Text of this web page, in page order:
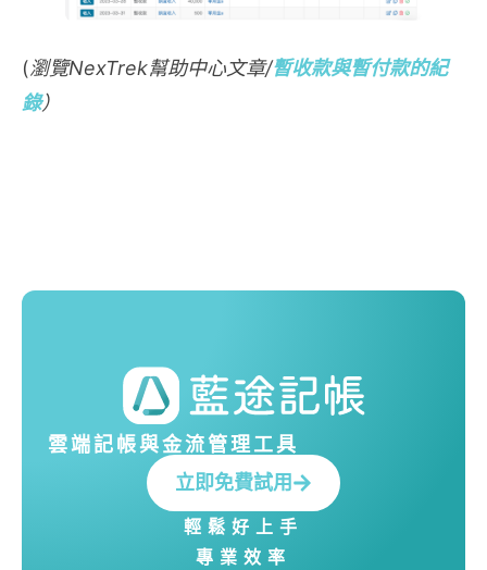
(瀏覽NexTrek幫助中心文章/暫收款與暫付款的紀
錄）
雲端記帳與金流管理工具
立即免費試用
輕鬆好上手
專業效率